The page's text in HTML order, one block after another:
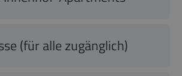
(für alle zugänglich)